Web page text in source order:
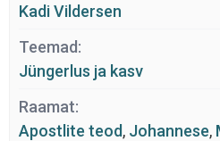
Kadi Vildersen
Teemad:
Jüngerlus ja kasv
Raamat:
Apostlite teod, Johannese,